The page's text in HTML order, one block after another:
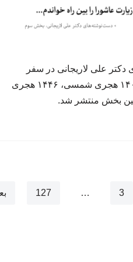
علی لاریجانی در سفر
اربعین سال ۱۴۰۳ هجری شمسی، ۱۴۴۶ هجری
بخش منتشر شد.
3
…
127